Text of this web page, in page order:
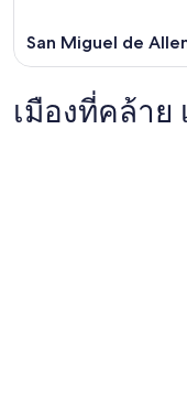
San Miguel de
เมืองที่คล้าย